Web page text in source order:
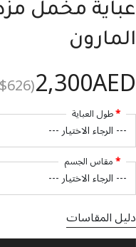
عباية مخمل
المارون
2,300AED
($626)
طول العباية
مقاس الجسم
دليل المقاسات